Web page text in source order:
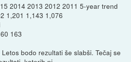
2014 2013 2012 2011 5-year trend
1,201 1,143 1,076
163
bodo rezultati še slabši. Tečaj se